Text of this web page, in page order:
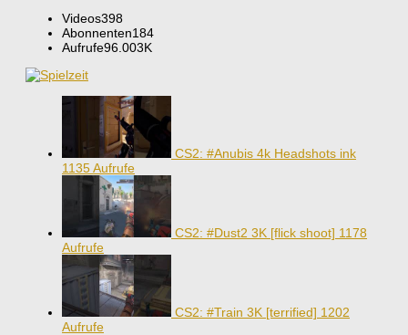
Videos398
Abonnenten184
Aufrufe96.003K
CS2: #Anubis 4k Headshots ink
1135 Aufrufe
CS2: #Dust2 3K [flick shoot] 1178
Aufrufe
CS2: #Train 3K [terrified] 1202
Aufrufe